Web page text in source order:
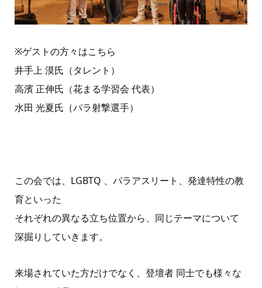
※ゲストの方々はこちら
井手上 漠氏（タレント）
高濱 正伸氏（花まる学習会 代表）
水田 光夏氏（パラ射撃選手）
この会では、LGBTQ 、パラアスリート、発達特性の教
育といった
それぞれの異なる立ち位置から、同じテーマについて
深掘りしていきます。
来場されていた方だけでなく、登壇者 同士でも様々な